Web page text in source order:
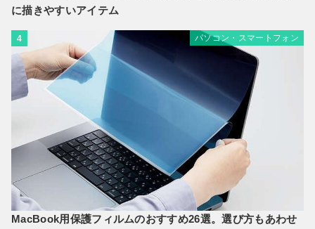
に描きやすいアイテム
4 パソコン・スマートフォン
MacBook用保護フィルムのおすすめ26選。選び方もあわせ